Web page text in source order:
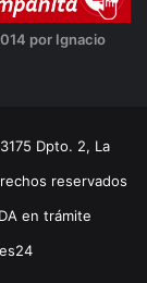
por Ignacio
Dpto. 2, La
reservados
en trámite